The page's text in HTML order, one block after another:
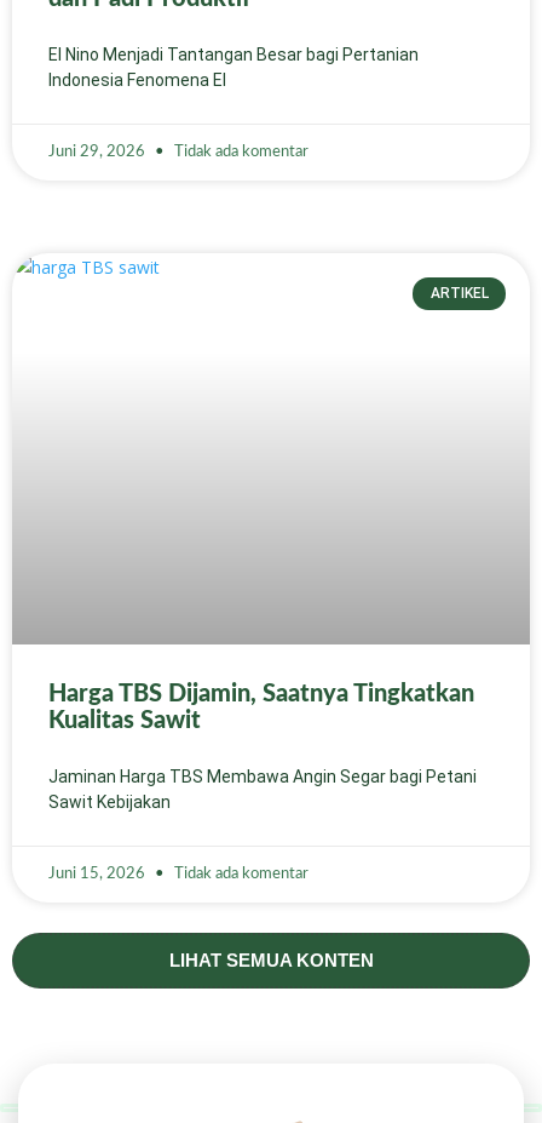
El Nino Menjadi Tantangan Besar bagi Pertanian
Indonesia Fenomena El
Juni 29, 2026 Tidak ada komentar
ARTIKEL
Harga TBS Dijamin, Saatnya Tingkatkan
Kualitas Sawit
Jaminan Harga TBS Membawa Angin Segar bagi Petani
Sawit Kebijakan
Juni 15, 2026 Tidak ada komentar
LIHAT SEMUA KONTEN